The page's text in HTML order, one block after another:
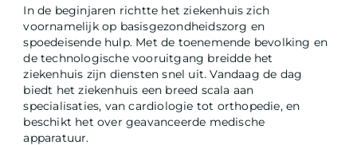
In de beginjaren richtte het ziekenhuis zich
voornamelijk op basisgezondheidszorg en
spoedeisende hulp. Met de toenemende bevolking en
de technologische vooruitgang breidde het
ziekenhuis zijn diensten snel uit. Vandaag de dag
biedt het ziekenhuis een breed scala aan
specialisaties, van cardiologie tot orthopedie, en
beschikt het over geavanceerde medische
apparatuur.